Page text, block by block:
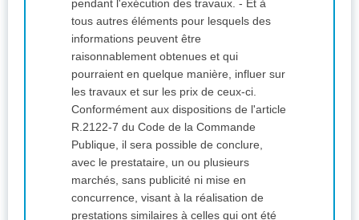
pendant l'exécution des travaux. - Et à
tous autres éléments pour lesquels des
informations peuvent être
raisonnablement obtenues et qui
pourraient en quelque manière, influer sur
les travaux et sur les prix de ceux-ci.
Conformément aux dispositions de l'article
R.2122-7 du Code de la Commande
Publique, il sera possible de conclure,
avec le prestataire, un ou plusieurs
marchés, sans publicité ni mise en
concurrence, visant à la réalisation de
prestations similaires à celles qui ont été